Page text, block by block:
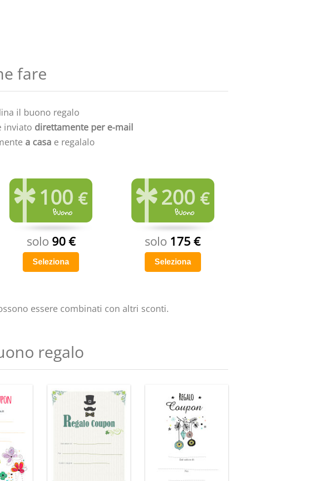
fare
il buono regalo
inviato direttamente per e-mail
a casae regalalo
100 €
solo 90 €
Seleziona
200 €
solo 175 €
Seleziona
essere combinati con altri sconti.
regalo